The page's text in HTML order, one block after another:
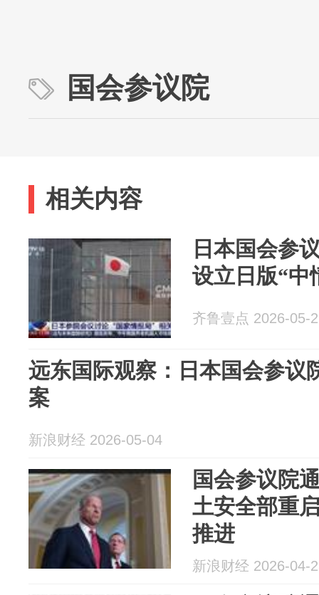
国会参议院
相关内容
日本国会参
设立日版“中
齐鲁壹点 2026-05-
远东国际观察：日本国会参议
案
新浪财经 2026-05-04
国会参议院
土安全部重
推进
新浪财经 2026-04-